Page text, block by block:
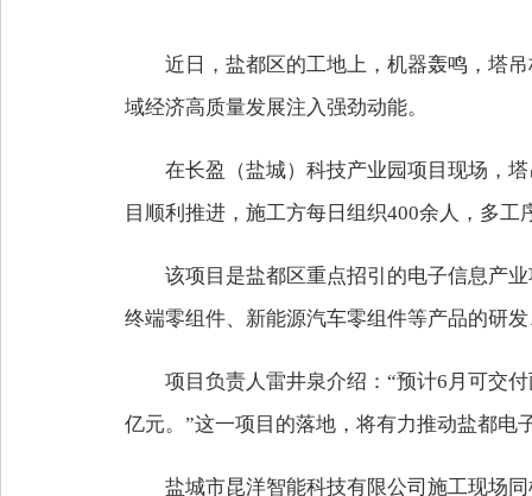
近日，盐都区的工地上，机器轰鸣，塔
域经济高质量发展注入强劲动能。
在长盈（盐城）科技产业园项目现场，
目顺利推进，施工方每日组织400余人，多
该项目是盐都区重点招引的电子信息产
终端零组件、新能源汽车零组件等产品的研
项目负责人雷井泉介绍：“预计6月可交
亿元。”这一项目的落地，将有力推动盐都电
盐城市昆洋智能科技有限公司施工现场